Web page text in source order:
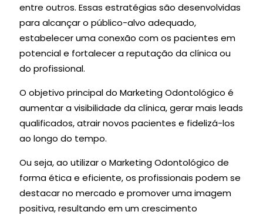
entre outros. Essas estratégias são desenvolvidas
para alcançar o público-alvo adequado,
estabelecer uma conexão com os pacientes em
potencial e fortalecer a reputação da clínica ou
do profissional.
O objetivo principal do Marketing Odontológico é
aumentar a visibilidade da clínica, gerar mais leads
qualificados, atrair novos pacientes e fidelizá-los
ao longo do tempo.
Ou seja, ao utilizar o Marketing Odontológico de
forma ética e eficiente, os profissionais podem se
destacar no mercado e promover uma imagem
positiva, resultando em um crescimento